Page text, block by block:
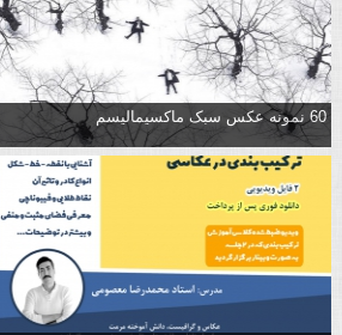
60 نمونه عکس سبک ماکسیمالیسم